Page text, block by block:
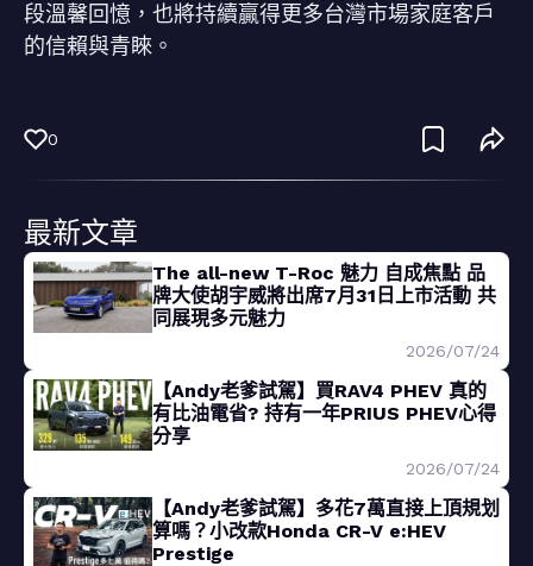
段溫馨回憶，也將持續贏得更多台灣市場家庭客戶
的信賴與青睞。
0
最新文章
The all-new T-Roc 魅力 自成焦點 品
牌大使胡宇威將出席7月31日上市活動 共
同展現多元魅力
2026/07/24
【Andy老爹試駕】買RAV4 PHEV 真的
有比油電省? 持有一年PRIUS PHEV心得
分享
2026/07/24
【Andy老爹試駕】多花7萬直接上頂規划
算嗎？小改款Honda CR-V e:HEV
Prestige